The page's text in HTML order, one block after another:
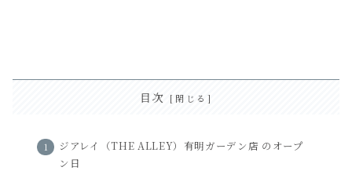
目次
ジアレイ（THE ALLEY）有明ガーデン店 のオープ
ン日